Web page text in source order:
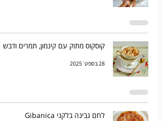
קוסקוס מתוק עם קינמון, תמרים ודבש
28 בספט׳ 2025
לחם גבינה בלקני Gibanica